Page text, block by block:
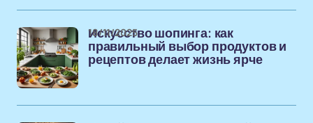
Искусство шопинга: как
правильный выбор продуктов и
рецептов делает жизнь ярче
18/11/2025